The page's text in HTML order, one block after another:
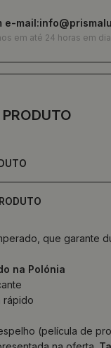
que garante
na Polónia
rápido
(película de
e-mail:
em até 24 horas em